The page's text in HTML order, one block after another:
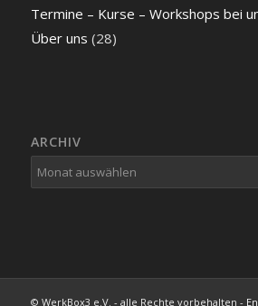
Termine – Kurse – Workshops bei
Über uns (28)
ARCHIV
© WerkBox3 e.V. - alle Rechte vorbehalten -